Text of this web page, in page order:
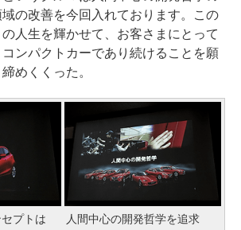
の改善を今回入れております。この
人生を輝かせて、お客さまにとって
ンパクトカーであり続けることを願
めくくった。
プトは
人間中心の開発哲学を追求